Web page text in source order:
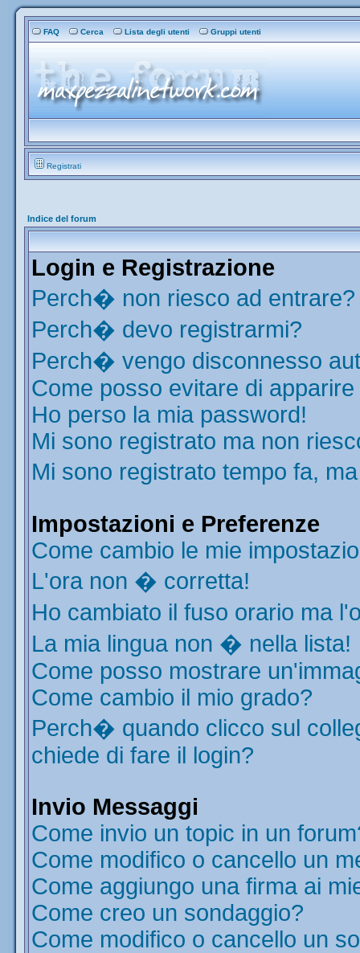
FAQ Cerca Lista degli utenti Gruppi utenti
Registrati
Indice del forum
Login e Registrazione
Perch� non riesco ad entrare?
Perch� devo registrarmi?
Perch� vengo disconnesso
Come posso evitare di
Ho perso la mia password!
Mi sono registrato ma non
Mi sono registrato tempo fa,
Impostazioni e Preferenze
Come cambio le mie
L'ora non � corretta!
Ho cambiato il fuso orario ma
La mia lingua non � nella lista!
Come posso mostrare
Come cambio il mio grado?
Perch� quando clicco sul
chiede di fare il login?
Invio Messaggi
Come invio un topic in un
Come modifico o cancello un
Come aggiungo una firma ai
Come creo un sondaggio?
Come modifico o cancello un